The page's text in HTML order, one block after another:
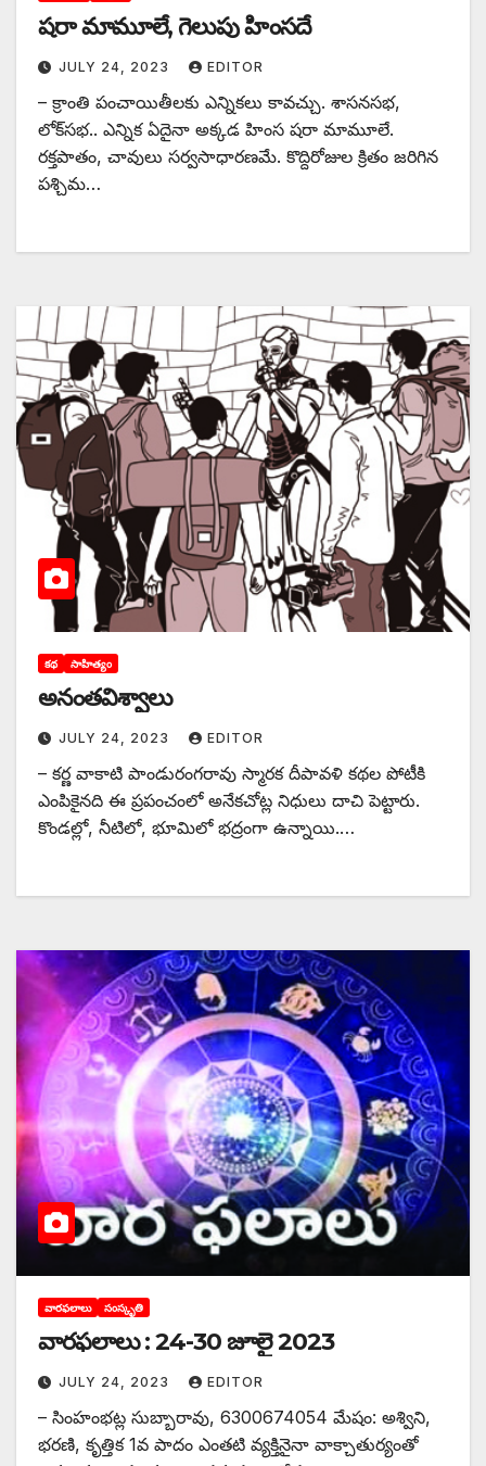
షరా మామూలే, గెలుపు హింసదే
JULY 24, 2023 EDITOR
– క్రాంతి పంచాయితీలకు ఎన్నికలు కావచ్చు. శాసనసభ,
లోక్‌సభ.. ఎన్నిక ఏదైనా అక్కడ హింస షరా మామూలే.
రక్తపాతం, చావులు సర్వసాధారణమే. కొద్దిరోజుల క్రితం జరిగిన
పశ్చిమ…
కథ సాహిత్యం
అనంతవిశ్వాలు
JULY 24, 2023 EDITOR
– కర్ణ వాకాటి పాండురంగరావు స్మారక దీపావళి కథల పోటీకి
ఎంపికైనది ఈ ప్రపంచంలో అనేకచోట్ల నిధులు దాచి పెట్టారు.
కొండల్లో, నీటిలో, భూమిలో భద్రంగా ఉన్నాయి.…
వారఫలాలు సంస్కృతి
వారఫలాలు : 24-30 జూలై 2023
JULY 24, 2023 EDITOR
– సింహంభట్ల సుబ్బారావు, 6300674054 మేషం: అశ్విని,
భరణి, కృత్తిక 1వ పాదం ఎంతటి వ్యక్తినైనా వాక్చాతుర్యంతో